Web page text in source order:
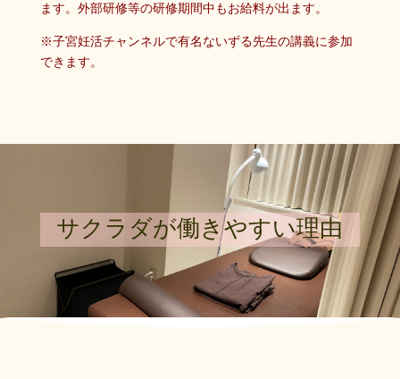
ます。外部研修等の研修期間中もお給料が出ます。
※子宮妊活チャンネルで有名ないずる先生の講義に参加
できます。
サクラダが働きやすい理由